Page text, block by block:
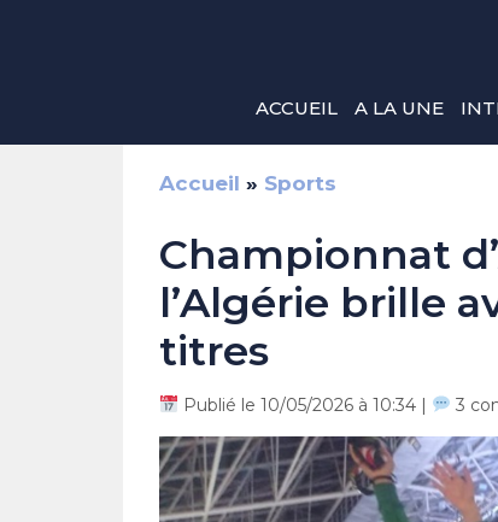
ACCUEIL A LA UNE
Accueil » Sports
Championnat
l’Algérie brille
titres
Publié le 10/05/2026 à 10:34 | 3